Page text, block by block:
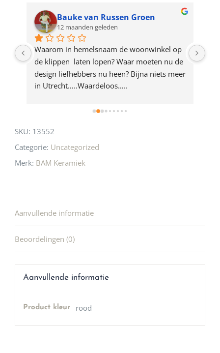
product
Bauke van Russen Groen
12 maanden geleden
Waarom in hemelsnaam de woonwinkel op
de klippen  laten lopen? Waar moeten nu de
design liefhebbers nu heen? Bijna niets meer
in Utrecht…..Waardeloos…..
SKU: 13552
Categorie: Uncategorized
Merk: BAM Keramiek
Aanvullende informatie
Beoordelingen (0)
Aanvullende informatie
Product kleur rood